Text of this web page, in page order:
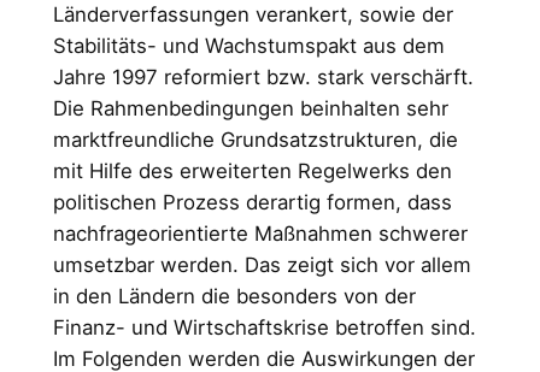
Länderverfassungen verankert, sowie der
Stabilitäts- und Wachstumspakt aus dem
Jahre 1997 reformiert bzw. stark verschärft.
Die Rahmenbedingungen beinhalten sehr
marktfreundliche Grundsatzstrukturen, die
mit Hilfe des erweiterten Regelwerks den
politischen Prozess derartig formen, dass
nachfrageorientierte Maßnahmen schwerer
umsetzbar werden. Das zeigt sich vor allem
in den Ländern die besonders von der
Finanz- und Wirtschaftskrise betroffen sind.
Im Folgenden werden die Auswirkungen der